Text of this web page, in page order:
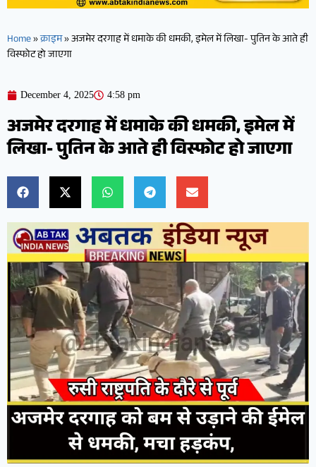
Home»क्राइम»अजमेर दरगाह में धमाके की धमकी, इमेल में लिखा- पुतिन के आते ही
विस्फोट हो जाएगा
December 4, 2025 4:58 pm
अजमेर दरगाह में धमाके की धमकी, इमेल में
लिखा- पुतिन के आते ही विस्फोट हो जाएगा